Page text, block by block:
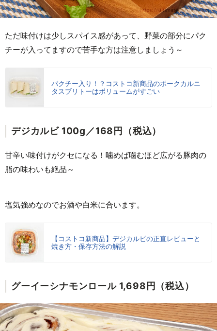
ただ味付けは少しスパイス感があって、野菜の部分にパク
チーが入ってますので苦手な方は注意しましょう～
パクチー入り！？コストコ新商品のポークカルニ
タスブリトーはボリュームがすごい
デジカルビ 100g／168円（税込）
甘辛い味付けがクセになる！噛めば噛むほど広がる豚肉の
脂の味わいも絶品～
塩気強めなのでお酒や白米に合います。
【コストコ新商品】デジカルビの正直レビューと
焼き方・保存方法の解説
グーイーシナモンロール 1,698円（税込）